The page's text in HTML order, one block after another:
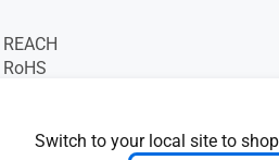
Switch to your local site to
REACH
RoHS
EPEAT Gold